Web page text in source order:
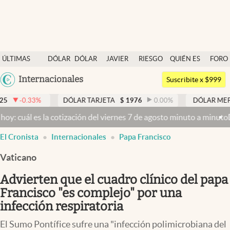
ÚLTIMAS
NOTICIAS
DÓLAR
DÓLAR
JAVIER
RIESGO
QUIÉN ES
QUIÉN
FORO
Argentina
México
Internacionales
Dólar
Members
Economía y Política
Finanzas y Mercados
Mercados Online
Negocios
Columnistas
Otras secciones
Suscribite x $999
DÓLAR TARJETA $ 1976 0.00% DÓLAR MEP $ 1525,29
cotización del viernes 7 de agosto minuto a minutoDólar hoy y
El Cronista Internacionales Papa Francisco
Vaticano
Advierten que el cuadro clínico del papa
Francisco "es complejo" por una
infección respiratoria
El Sumo Pontífice sufre una "infección polimicrobiana del